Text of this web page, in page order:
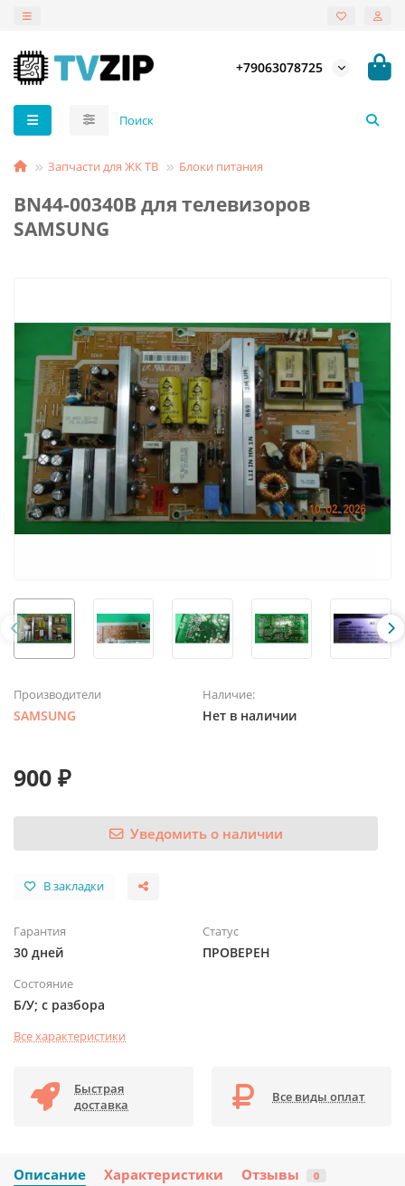
+79063078725
Запчасти для ЖК ТВ Блоки питания
BN44-00340B для телевизоров
SAMSUNG
Производители
SAMSUNG
Наличие:
Нет в наличии
900 ₽
Уведомить о наличии
В закладки
Гарантия
30 дней
Статус
ПРОВЕРЕН
Состояние
Б/У; с разбора
Все характеристики
Быстрая
доставка
Все виды оплат
Описание Характеристики Отзывы 0